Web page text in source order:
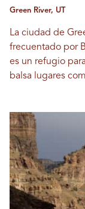
Green River, UT
La ciudad de
frecuentado por
es un refugio
balsa lugares